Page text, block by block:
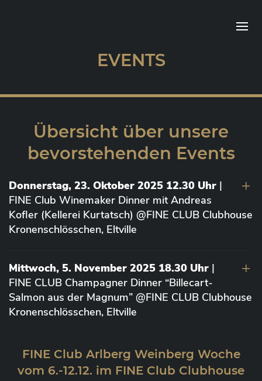
EVENTS
Übersicht über unsere
bevorstehenden Events
Donnerstag, 23. Oktober 2025 12.30 Uhr |
FINE Club Winemaker Dinner mit Andreas
Kofler (Kellerei Kurtatsch) @FINE CLUB Clubhouse
Kronenschlösschen, Eltville
Mittwoch, 5. November 2025 18.30 Uhr |
FINE CLUB Champagner Dinner “Billecart-
Salmon aus der Magnum” @FINE CLUB Clubhouse
Kronenschlösschen, Eltville
FINE Club Arlberg Weinberg Woche
vom 6.-12.12. im FINE Club Clubhouse